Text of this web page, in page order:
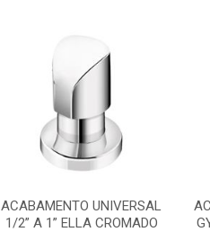
ACABAMENTO UNIVERSAL
1/2” A 1” ELLA CROMADO